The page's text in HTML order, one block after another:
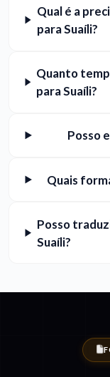
Qual é a
para Suaíli?
Quanto
para Suaíli?
Posso
Quais
Posso
Suaíli?